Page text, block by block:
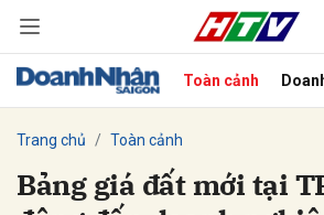
Toàn cảnh
Trang chủ Toàn cảnh
Bảng giá đất mới tại